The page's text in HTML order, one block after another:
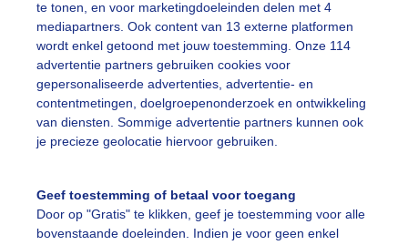
te tonen, en voor marketingdoeleinden delen met 4
mediapartners. Ook content van 13 externe platformen
wordt enkel getoond met jouw toestemming. Onze 114
advertentie partners gebruiken cookies voor
gepersonaliseerde advertenties, advertentie- en
contentmetingen, doelgroepenonderzoek en ontwikkeling
van diensten. Sommige advertentie partners kunnen ook
je precieze geolocatie hiervoor gebruiken.
Geef toestemming of betaal voor toegang
Door op "Gratis" te klikken, geef je toestemming voor alle
bovenstaande doeleinden. Indien je voor geen enkel
11:45 12:10 13:00
neerslag verwacht